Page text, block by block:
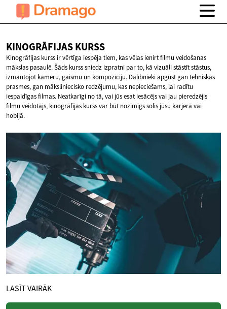
KINOGRĀFIJASKURSS
Kinogrāfijas kurss ir vērtīga iespēja tiem, kas vēlas ienirt filmu veidošanas
mākslas pasaulē. Šāds kurss sniedz izpratni par to, kā vizuāli stāstīt stāstus,
izmantojot kameru, gaismu un kompozīciju. Dalībnieki apgūst gan tehniskās
prasmes, gan māksliniecisko redzējumu, kas nepieciešams, lai radītu
iespaidīgas filmas. Neatkarīgi no tā, vai jūs esat iesācējs vai jau pieredzējis
filmu veidotājs, kinogrāfijas kurss var būt nozīmīgs solis jūsu karjerā vai
hobijā.
LASĪT VAIRĀK